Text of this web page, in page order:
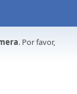
. Por favor,